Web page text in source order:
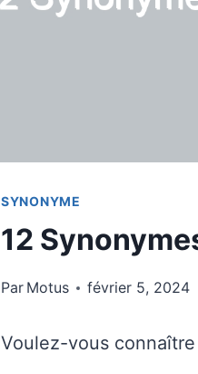
SYNONYME
12
Par Motus février 5, 2024
Voulez-vous